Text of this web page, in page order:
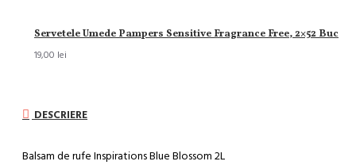
Servetele Umede Pampers Sensitive Fragrance Free, 2×52 Buc
19,00 lei
DESCRIERE
Balsam de rufe Inspirations Blue Blossom 2L